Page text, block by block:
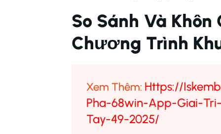
So Sánh Và
Chương Trình
Xem Thêm: Https://
Pha-68win-App-Giai-
Tay-49-2025/